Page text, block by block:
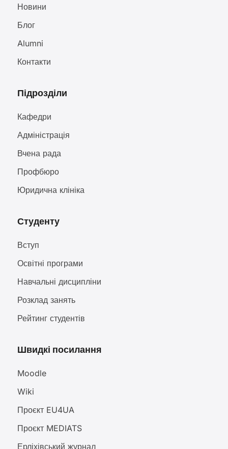
Новини
Блог
Alumni
Контакти
Підрозділи
Кафедри
Адміністрація
Вчена рада
Профбюро
Юридична клініка
Студенту
Вступ
Освітні програми
Навчальні дисципліни
Розклад занять
Рейтинг студентів
Швидкі посилання
Moodle
Wiki
Проєкт EU4UA
Проєкт MEDIATS
Ерліхівський журнал